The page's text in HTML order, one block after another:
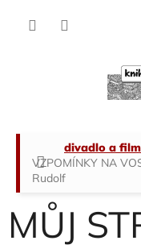
Domů
divadlo a film
VZPOMÍNKY NA
Rudolf
MŮJ